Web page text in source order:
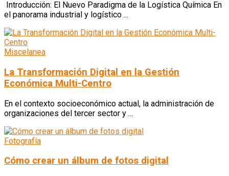
Introducción: El Nuevo Paradigma de la Logística Química En
el panorama industrial y logístico ...
Miscelanea
La Transformación Digital en la Gestión
Económica Multi-Centro
En el contexto socioeconómico actual, la administración de
organizaciones del tercer sector y ...
Fotografía
Cómo crear un álbum de fotos digital